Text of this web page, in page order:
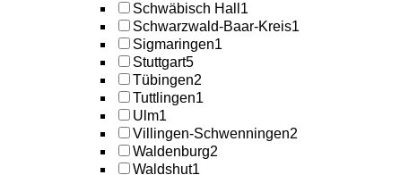
Schwäbisch Hall 1
Schwarzwald-Baar-Kreis1
Sigmaringen1
Stuttgart5
Tübingen2
Tuttlingen1
Ulm1
Villingen-Schwenningen2
Waldenburg2
Waldshut1